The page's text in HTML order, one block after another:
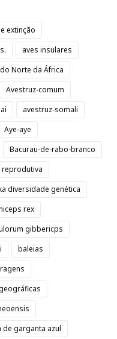
extinção
aves insulares
Norte da África
Avestruz-comum
avestruz-somali
Aye-aye
Bacurau-de-rabo-branco
reprodutiva
diversidade genética
rex
gibbericps
baleias
garganta azul